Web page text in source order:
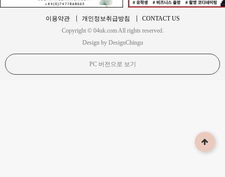
이용약관 개인정보취급방침
CONTACT US
Copyright © 04uk.com All rights reserved.
Design by DesignChingu
PC 버전으로 보기